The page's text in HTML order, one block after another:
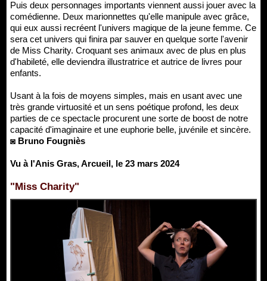
Puis deux personnages importants viennent aussi jouer avec la
comédienne. Deux marionnettes qu'elle manipule avec grâce,
qui eux aussi recréent l'univers magique de la jeune femme. Ce
sera cet univers qui finira par sauver en quelque sorte l'avenir
de Miss Charity. Croquant ses animaux avec de plus en plus
d'habileté, elle deviendra illustratrice et autrice de livres pour
enfants.
Usant à la fois de moyens simples, mais en usant avec une
très grande virtuosité et un sens poétique profond, les deux
parties de ce spectacle procurent une sorte de boost de notre
capacité d'imaginaire et une euphorie belle, juvénile et sincère.
◙ Bruno Fougniès
Vu à l'Anis Gras, Arcueil, le 23 mars 2024
"Miss Charity"